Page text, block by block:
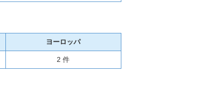
ヨーロッパ
2 件